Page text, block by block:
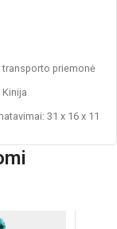
transporto priemonė
31 x 16 x 11
plastikas